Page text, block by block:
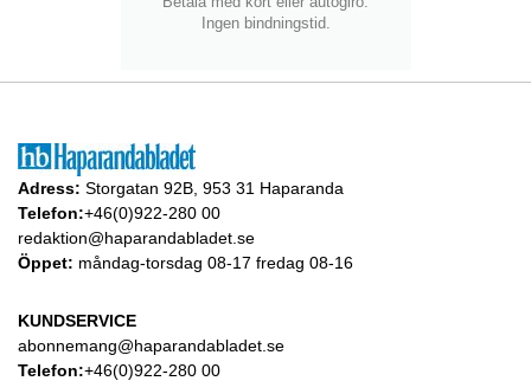
Ingen bindningstid.
Adress: Storgatan 92B, 953 31 Haparanda
Telefon:+46(0)922-280 00
redaktion@haparandabladet.se
Öppet: måndag-torsdag 08-17 fredag 08-16
KUNDSERVICE
abonnemang@haparandabladet.se
Telefon:+46(0)922-280 00